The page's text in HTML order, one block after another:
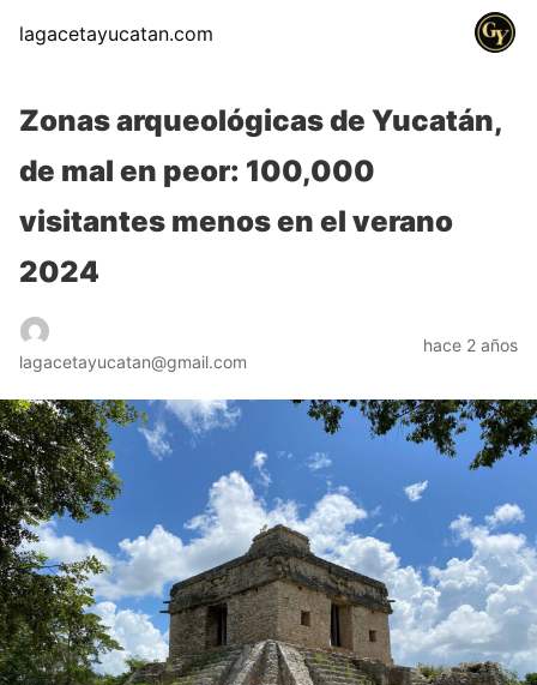
lagacetayucatan.com
Zonas arqueológicas de Yucatán,
de mal en peor: 100,000
visitantes menos en el verano
2024
lagacetayucatan@gmail.com
hace 2 años